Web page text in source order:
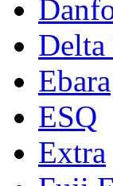
Ebara
ESQ
Extra